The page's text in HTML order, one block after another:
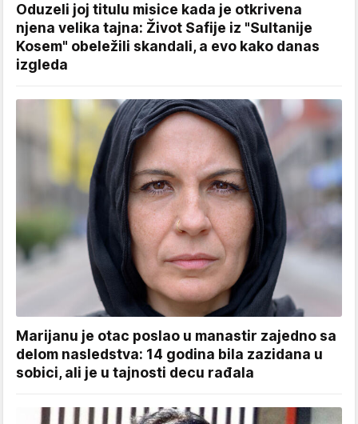
Oduzeli joj titulu misice kada je otkrivena
njena velika tajna: Život Safije iz "Sultanije
Kosem" obeležili skandali, a evo kako danas
izgleda
Marijanu je otac poslao u manastir zajedno sa
delom nasledstva: 14 godina bila zazidana u
sobici, ali je u tajnosti decu rađala